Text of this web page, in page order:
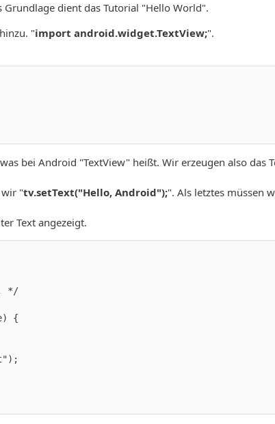
dient das Tutorial "Hello World".
"import android.widget.TextView;".
bei Android "TextView" heißt. Wir erzeugen also das
"tv.setText("Hello, Android");". Als letztes müssen
Text angezeigt.